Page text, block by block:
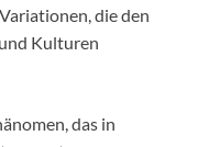
die den
Kulturen
das in